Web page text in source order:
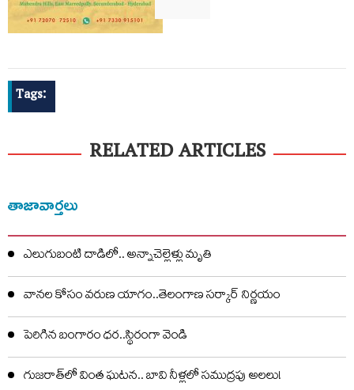
Tags:
RELATED ARTICLES
తాజావార్తలు
ఎలుగుబంటి దాడిలో.. అన్నాచెల్లెళ్లు మృతి
వానల కోసం వరుణ యాగం..తెలంగాణ సర్కార్ నిర్ణయం
పెరిగిన బంగారం ధర..స్థిరంగా వెండి
గుజరాత్‌లో వింత ఘటన.. బావి నీళ్లలో సముద్రపు అలలు!